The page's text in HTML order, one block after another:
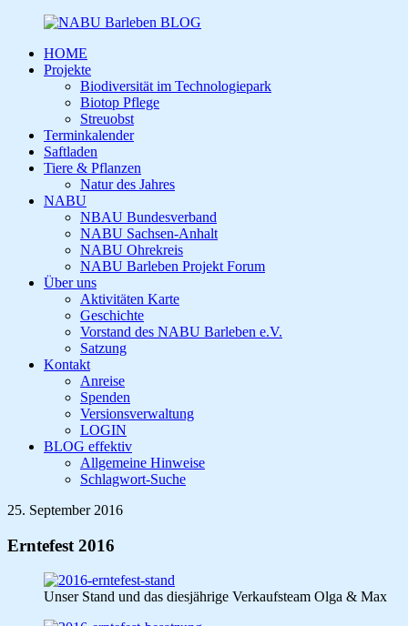
HOME
Projekte
Biodiversität im Technologiepark
Biotop Pflege
Streuobst
Terminkalender
Saftladen
Tiere & Pflanzen
Natur des Jahres
NABU
NBAU Bundesverband
NABU Sachsen-Anhalt
NABU Ohrekreis
NABU Barleben Projekt Forum
Über uns
Aktivitäten Karte
Geschichte
Vorstand des NABU Barleben e.V.
Satzung
Kontakt
Anreise
Spenden
Versionsverwaltung
LOGIN
BLOG effektiv
Allgemeine Hinweise
Schlagwort-Suche
25. September 2016
Erntefest 2016
Unser Stand und das diesjährige Verkaufsteam Olga & Max